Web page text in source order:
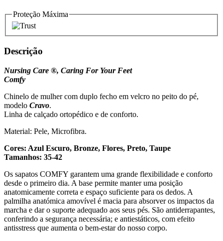
Proteção Máxima
Descrição
Nursing Care ®, Caring For Your Feet
Comfy
Chinelo de mulher com duplo fecho em velcro no peito do pé,
modelo Cravo.
Linha de calçado ortopédico e de conforto.
Material: Pele, Microfibra.
Cores: Azul Escuro, Bronze, Flores, Preto, Taupe
Tamanhos: 35-42
Os sapatos COMFY garantem uma grande flexibilidade e conforto
desde o primeiro dia. A base permite manter uma posição
anatomicamente correta e espaço suficiente para os dedos. A
palmilha anatómica amovível é macia para absorver os impactos da
marcha e dar o suporte adequado aos seus pés. São antiderrapantes,
conferindo a segurança necessária; e antiestáticos, com efeito
antisstress que aumenta o bem-estar do nosso corpo.